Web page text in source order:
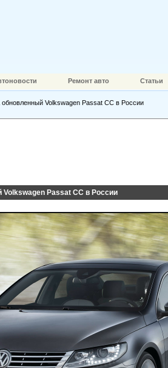
Ремонт авто Статьи
Volkswagen Passat CC в России
Passat CC в России